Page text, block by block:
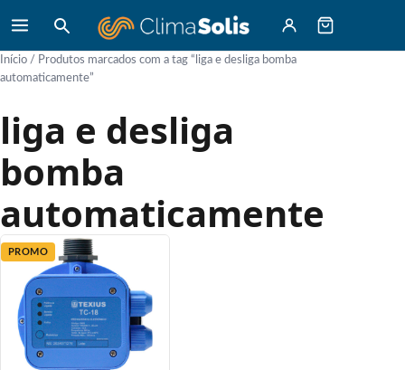
Início / Produtos marcados com a tag “liga e desliga bomba
automaticamente”
liga e desliga
bomba
automaticamente
PROMO